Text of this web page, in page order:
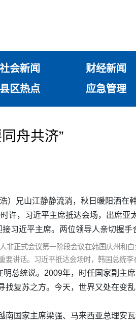
社会新闻 财经新闻
县区热点 应急管理
舟共济”
兄山江静静流淌，秋日暖阳洒在
许，习近平主席抵达会场，出席亚
习近平主席。两位领导人亲切握手
非正式会议第一阶段会议在韩国庆州和
要讲话。习近平抵达会场时，韩国总统
总统说。2009年，时任国家副主
找复苏之方。今天，世界又处在变
南国家主席梁强、马来西亚总理安